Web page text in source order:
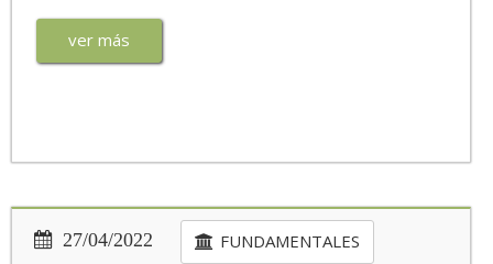
ver más
27/04/2022 FUNDAMENTALES